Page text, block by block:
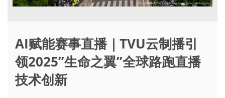
AI赋能赛事直播｜TVU云制播引
领2025”生命之翼”全球路跑直播
技术创新